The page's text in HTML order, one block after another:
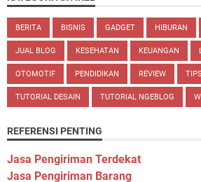
BERITA BISNIS GADGET HIBURAN
JUAL BLOG KESEHATAN KEUANGAN
OTOMOTIF PENDIDIKAN REVIEW TIPS
TUTORIAL DESAIN TUTORIAL NGEBLOG
REFERENSI PENTING
Jasa Pengiriman Terdekat
Jasa Pengiriman Barang